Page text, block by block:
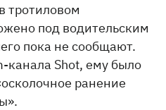
тротиловом
под водительским
пока не сообщают.
канала Shot, ему было
ранение